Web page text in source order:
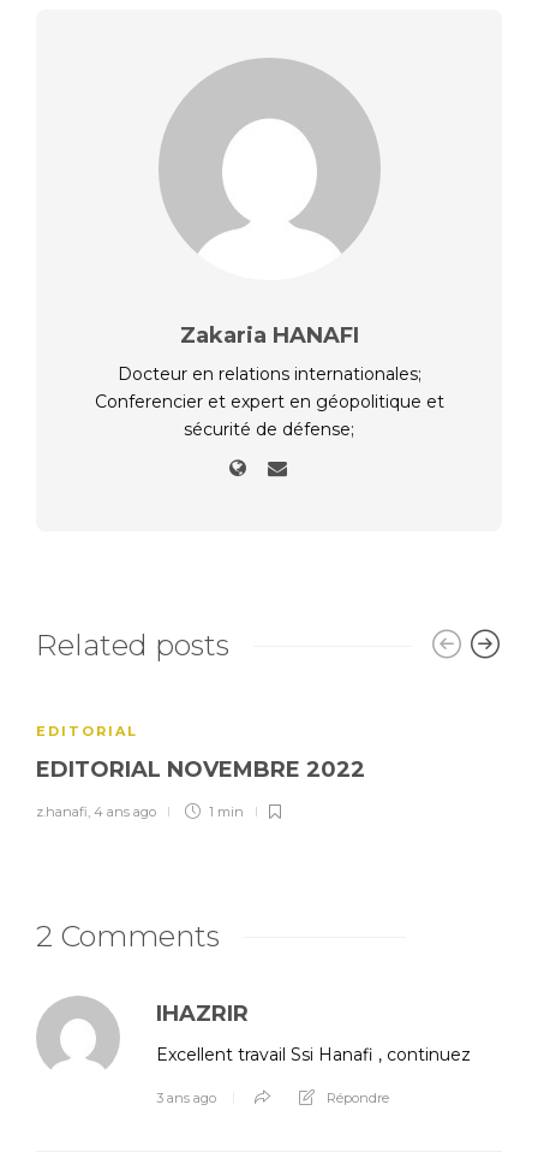
Zakaria HANAFI
Docteur en relations internationales;
Conferencier et expert en géopolitique et
sécurité de défense;
Related posts
EDITORIAL
EDITORIAL NOVEMBRE 2022
z.hanafi, 4 ans ago 1 min
2 Comments
IHAZRIR
Excellent travail Ssi Hanafi , continuez
3 ans ago Répondre